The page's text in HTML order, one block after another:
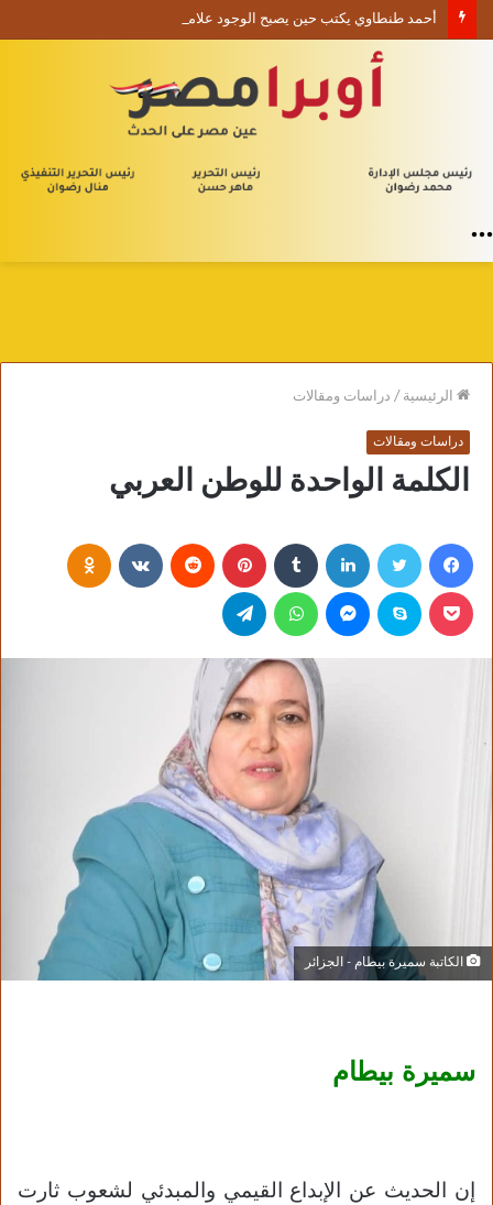
أحمد طنطاوي يكتب حين يصبح الوجود علامة استفهام
الرئيسية/دراسات ومقالات
دراسات ومقالات
الكلمة الواحدة للوطن العربي
الكاتبة سميرة بيطام - الجزائر
سميرة بيطام
إن الحديث عن الإبداع القيمي والمبدئي لشعوب ثارت